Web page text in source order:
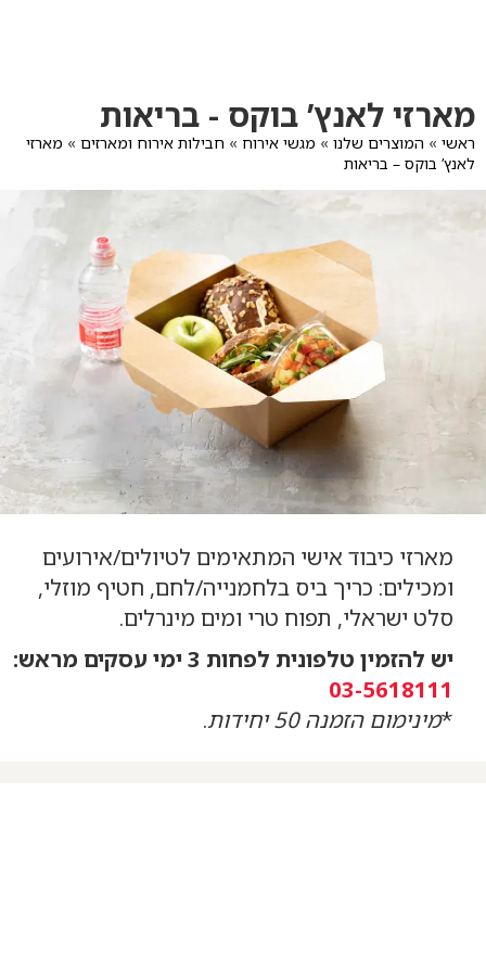
לתפריט
הקטגוריות
לפרטי
המוצר
מארזי לאנץ’ בוקס - בריאות
ראשי » המוצרים שלנו » מגשי אירוח » חבילות אירוח ומארזים » מארזי
לאנץ’ בוקס – בריאות
מארזי כיבוד אישי המתאימים לטיולים/אירועים
ומכילים: כריך ביס בלחמנייה/לחם, חטיף מוזלי,
סלט ישראלי, תפוח טרי ומים מינרלים.
יש להזמין טלפונית לפחות 3 ימי עסקים מראש:
03-5618111
*מינימום הזמנה 50 יחידות .